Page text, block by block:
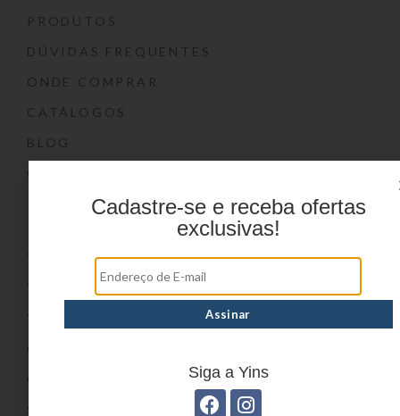
PRODUTOS
DÚVIDAS FREQUENTES
ONDE COMPRAR
CATÁLOGOS
BLOG
CONTATO
MarcasCadastre-se e receba ofertas
exclusivas!
Siga a Yins